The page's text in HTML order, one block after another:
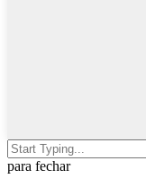
para fechar